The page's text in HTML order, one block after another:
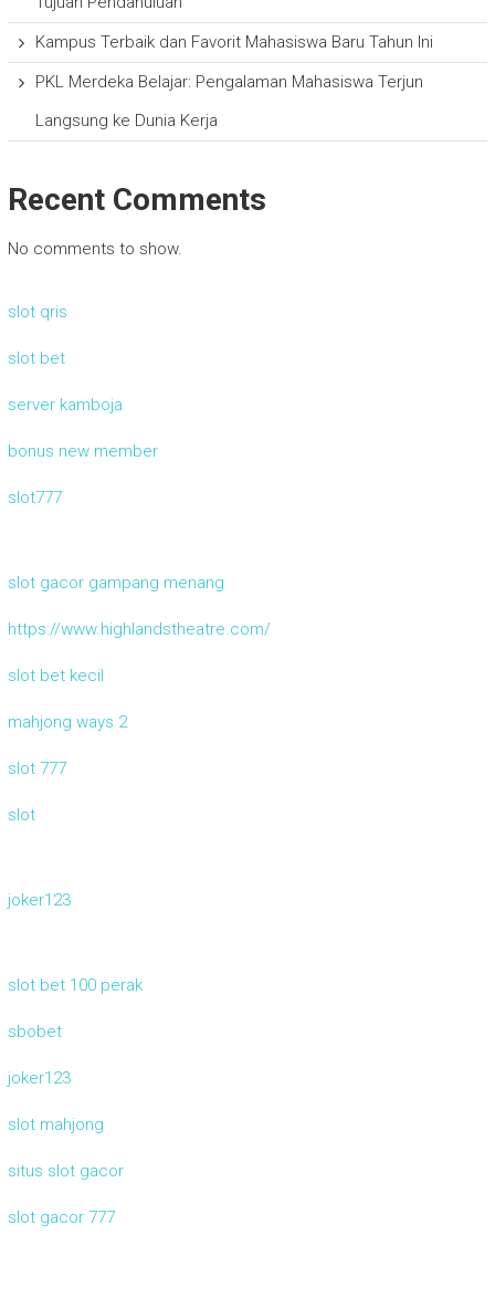
Kampus Terbaik dan Favorit Mahasiswa Baru Tahun Ini
PKL Merdeka Belajar: Pengalaman Mahasiswa Terjun
Langsung ke Dunia Kerja
Recent Comments
No comments to show.
slot qris
slot bet
server kamboja
bonus new member
slot777
slot gacor gampang menang
https://www.highlandstheatre.com/
slot bet kecil
mahjong ways 2
slot 777
slot
joker123
slot bet 100 perak
sbobet
joker123
slot mahjong
situs slot gacor
slot gacor 777